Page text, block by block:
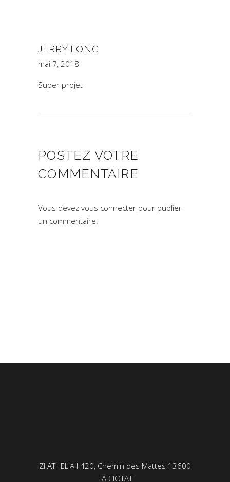
JERRY LONG
mai 7, 2018
Super projet
POSTEZ VOTRE
COMMENTAIRE
Vous devez vous connecter pour publier
un commentaire.
ZI ATHELIA I 420, Chemin des Mattes 13600
LA CIOTAT